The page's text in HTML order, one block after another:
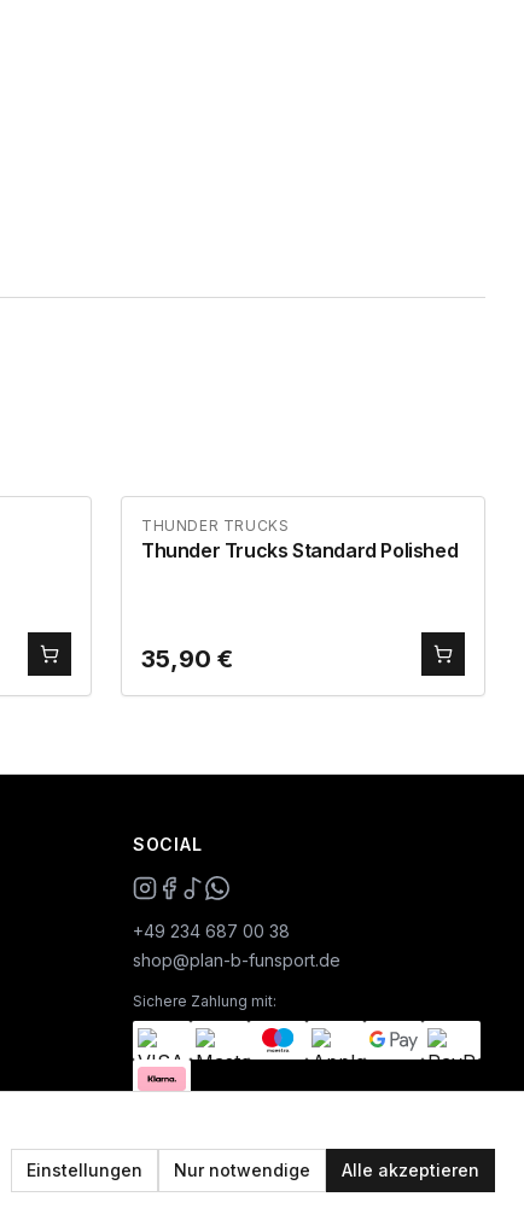
Einstellungen Nur notwendige Alle akzeptieren
THUNDER TRUCKS
Thunder Trucks Standard Polished
35,90 €
SOCIAL
+49 234 687 00 38
shop@plan-b-funsport.de
Sichere Zahlung mit: